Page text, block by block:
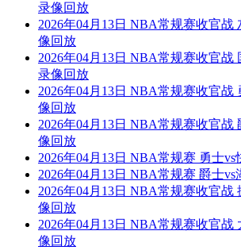
录像回放
2026年04月13日 NBA常规赛收官战
像回放
2026年04月13日 NBA常规赛收官战
录像回放
2026年04月13日 NBA常规赛收官战
像回放
2026年04月13日 NBA常规赛收官战
像回放
2026年04月13日 NBA常规赛 勇士
2026年04月13日 NBA常规赛 爵士
2026年04月13日 NBA常规赛收官战
像回放
2026年04月13日 NBA常规赛收官战
像回放